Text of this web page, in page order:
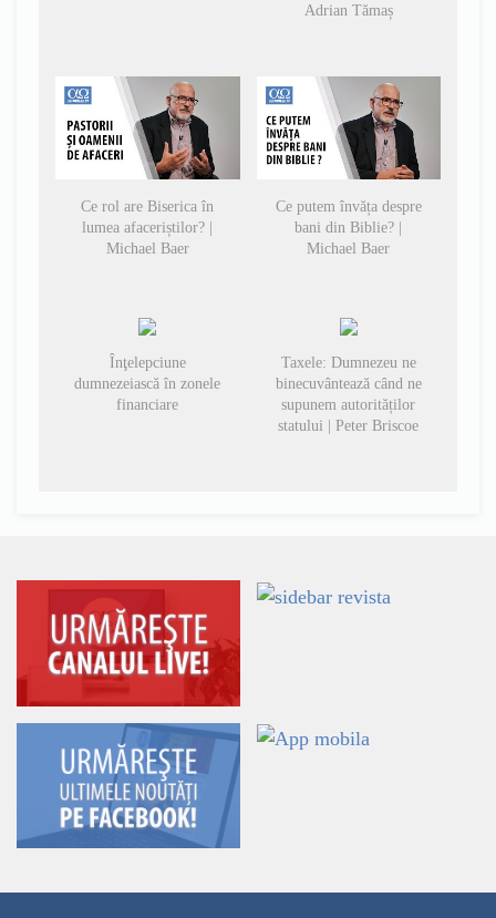
Adrian Tămaș
Ce rol are Biserica în
lumea afaceriștilor? |
Michael Baer
Ce putem învăța despre
bani din Biblie? |
Michael Baer
Înţelepciune
dumnezeiască în zonele
financiare
Taxele: Dumnezeu ne
binecuvântează când ne
supunem autorităților
statului | Peter Briscoe